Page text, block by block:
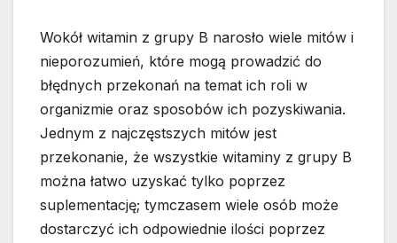
Wokół witamin z grupy B narosło wiele mitów i
nieporozumień, które mogą prowadzić do
błędnych przekonań na temat ich roli w
organizmie oraz sposobów ich pozyskiwania.
Jednym z najczęstszych mitów jest
przekonanie, że wszystkie witaminy z grupy B
można łatwo uzyskać tylko poprzez
suplementację; tymczasem wiele osób może
dostarczyć ich odpowiednie ilości poprzez